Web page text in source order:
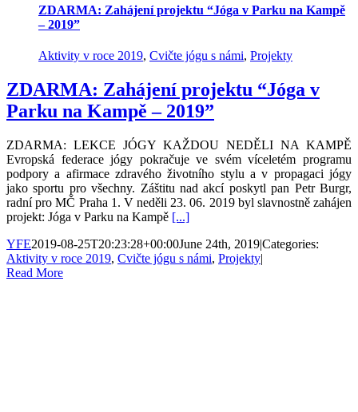
ZDARMA: Zahájení projektu “Jóga v Parku na Kampě
– 2019”
Aktivity v roce 2019, Cvičte jógu s námi, Projekty
ZDARMA: Zahájení projektu “Jóga v
Parku na Kampě – 2019”
ZDARMA: LEKCE JÓGY KAŽDOU NEDĚLI NA KAMPĚ
Evropská federace jógy pokračuje ve svém víceletém programu
podpory a afirmace zdravého životního stylu a v propagaci jógy
jako sportu pro všechny. Záštitu nad akcí poskytl pan Petr Burgr,
radní pro MČ Praha 1. V neděli 23. 06. 2019 byl slavnostně zahájen
projekt: Jóga v Parku na Kampě [...]
YFE2019-08-25T20:23:28+00:00June 24th, 2019|Categories:
Aktivity v roce 2019, Cvičte jógu s námi, Projekty|
Read More